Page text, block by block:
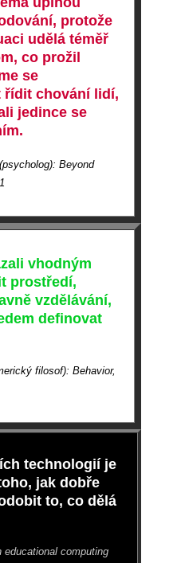
protože
udělá téměř
co prožil
se
řídit chování lidí,
jedince se
Beyond
vhodným
prostředí,
vzdělávání,
definovat
filosof): Behavior,
technologií je
jak dobře
to, co dělá
educational computing